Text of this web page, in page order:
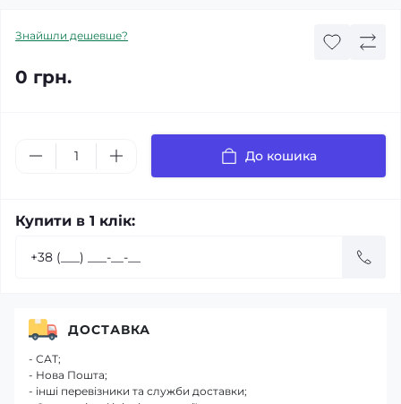
Знайшли дешевше?
0 грн.
До кошика
Купити в 1 клік:
ДОСТАВКА
- САТ;
- Нова Пошта;
- інші перевізники та служби доставки;